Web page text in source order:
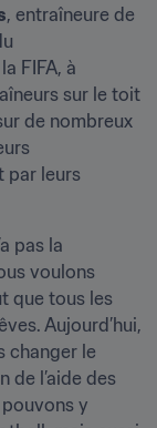
, entraîneure de
FIFA, à
sur le toit
de nombreux
par leurs
pas la
voulons
que tous les
Aujourd’hui,
changer le
de l’aide des
y